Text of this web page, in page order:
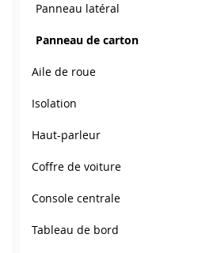
Panneau latéral
Panneau de carton
Aile de roue
Isolation
Haut-parleur
Coffre de voiture
Console centrale
Tableau de bord